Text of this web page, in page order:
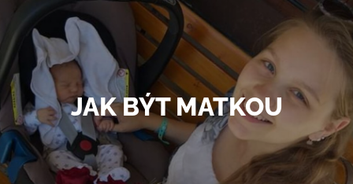
content
JAK BÝT MATKOU